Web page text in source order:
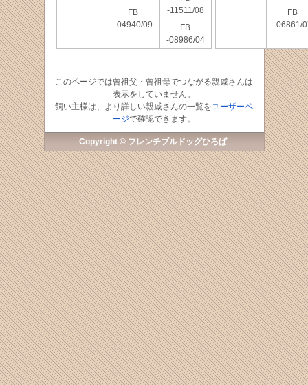
FB
-04940/09
-11511/08
FB
-08986/04
FB
-06861/
このページでは曾祖父・曾祖母でつながる親戚さんは
表示をしていません。
飼い主様は、より詳しい親戚さんの一覧をユーザーペ
ージで確認できます。
Copyright © フレンチブルドッグひろば